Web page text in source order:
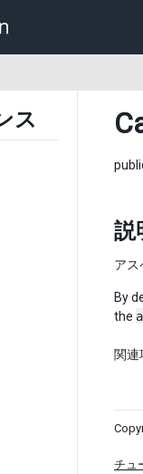
ス
説
アス
By
the
関連
チュ